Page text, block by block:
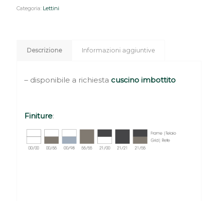
Categoria: Lettini
Descrizione Informazioni aggiuntive
– disponibile a richiesta cuscino imbottito
Finiture: